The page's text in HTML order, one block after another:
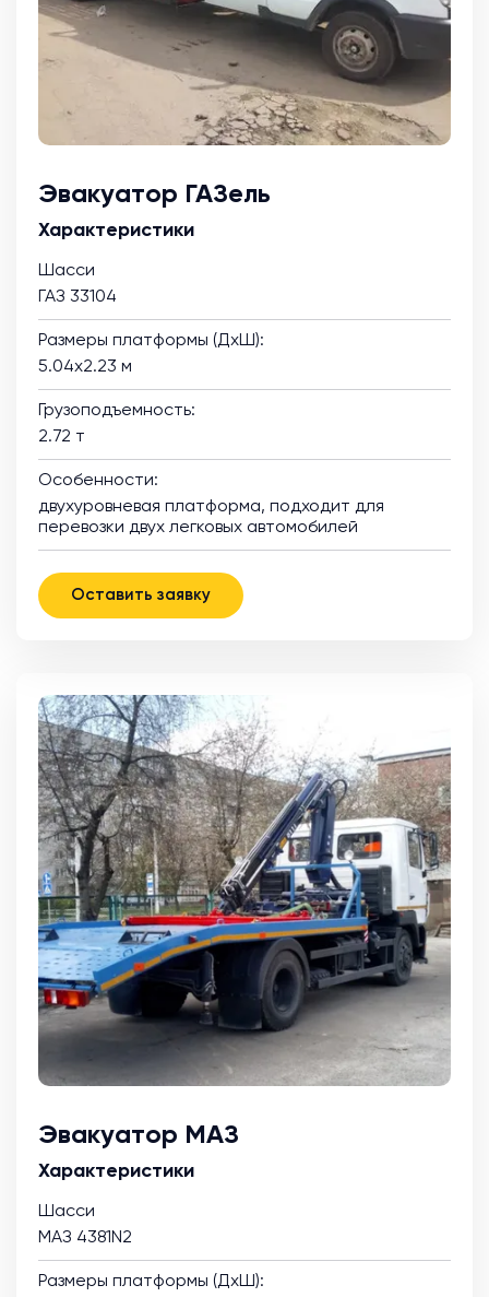
Эвакуатор ГАЗель
Характеристики
Шасси
ГАЗ 33104
Размеры платформы (ДхШ):
5.04х2.23 м
Грузоподъемность:
2.72 т
Особенности:
двухуровневая платформа, подходит для
перевозки двух легковых автомобилей
Оставить заявку
Эвакуатор МАЗ
Характеристики
Шасси
МАЗ 4381N2
Размеры платформы (ДхШ):